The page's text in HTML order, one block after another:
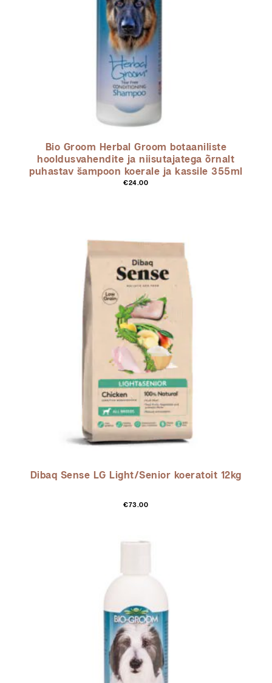
Bio Groom Herbal Groom botaaniliste
hooldusvahendite ja niisutajatega õrnalt
puhastav šampoon koerale ja kassile 355ml
€24.00
Dibaq Sense LG Light/Senior koeratoit 12kg
€73.00